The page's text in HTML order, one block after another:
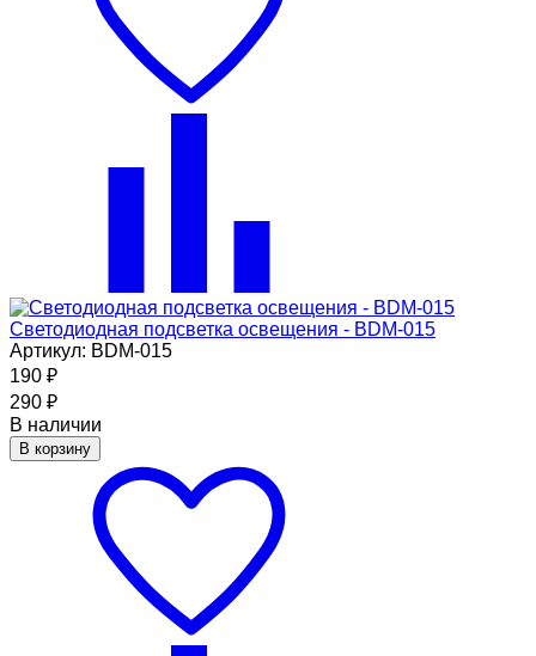
Светодиодная подсветка освещения - BDM-015
Артикул: BDM-015
190 ₽
290 ₽
В наличии
В корзину